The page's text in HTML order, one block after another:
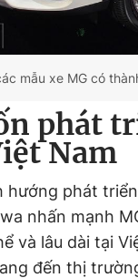
mẫu xe MG có
phát
Nam
hướng phát
nhấn mạnh
và lâu dài tại
đến thị